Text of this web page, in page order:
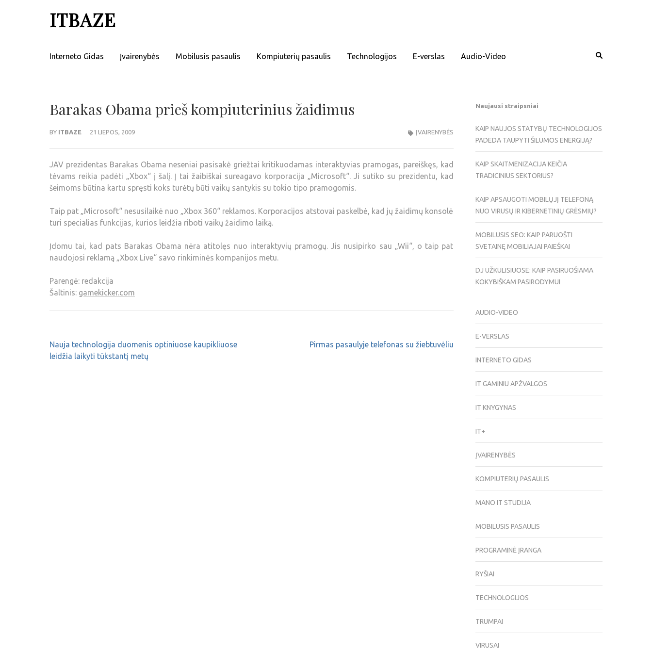
ITBAZE
Interneto Gidas Įvairenybės Mobilusis pasaulis Kompiuterių pasaulis Technologijos E-verslas Audio-Video
Barakas Obama prieš kompiuterinius žaidimus
BY ITBAZE 21 LIEPOS, 2009 ĮVAIRENYBĖS
JAV prezidentas Barakas Obama neseniai pasisakė griežtai kritikuodamas interaktyvias pramogas, pareiškęs, kad
tėvams reikia padėti „Xbox“ į šalį. Į tai žaibiškai sureagavo korporacija „Microsoft“. Ji sutiko su prezidentu, kad
šeimoms būtina kartu spręsti koks turėtų būti vaikų santykis su tokio tipo pramogomis.
Taip pat „Microsoft“ nesusilaikė nuo „Xbox 360“ reklamos. Korporacijos atstovai paskelbė, kad jų žaidimų konsolė
turi specialias funkcijas, kurios leidžia riboti vaikų žaidimo laiką.
Įdomu tai, kad pats Barakas Obama nėra atitolęs nuo interaktyvių pramogų. Jis nusipirko sau „Wii“, o taip pat
naudojosi reklamą „Xbox Live“ savo rinkiminės kompanijos metu.
Parengė: redakcija
Šaltinis: gamekicker.com
Nauja technologija duomenis optiniuose kaupikliuose
leidžia laikyti tūkstantį metų
Pirmas pasaulyje telefonas su žiebtuvėliu
Naujausi straipsniai
KAIP NAUJOS STATYBŲ TECHNOLOGIJOS
PADEDA TAUPYTI ŠILUMOS ENERGIJĄ?
KAIP SKAITMENIZACIJA KEIČIA
TRADICINIUS SEKTORIUS?
KAIP APSAUGOTI MOBILŲJĮ TELEFONĄ
NUO VIRUSŲ IR KIBERNETINIŲ GRĖSMIŲ?
MOBILUSIS SEO: KAIP PARUOŠTI
SVETAINĘ MOBILIAJAI PAIEŠKAI
DJ UŽKULISIUOSE: KAIP PASIRUOŠIAMA
KOKYBIŠKAM PASIRODYMUI
AUDIO-VIDEO
E-VERSLAS
INTERNETO GIDAS
IT GAMINIU APŽVALGOS
IT KNYGYNAS
IT+
ĮVAIRENYBĖS
KOMPIUTERIŲ PASAULIS
MANO IT STUDIJA
MOBILUSIS PASAULIS
PROGRAMINĖ ĮRANGA
RYŠIAI
TECHNOLOGIJOS
TRUMPAI
VIRUSAI